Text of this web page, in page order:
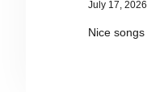
July 17, 2026
Nice songs